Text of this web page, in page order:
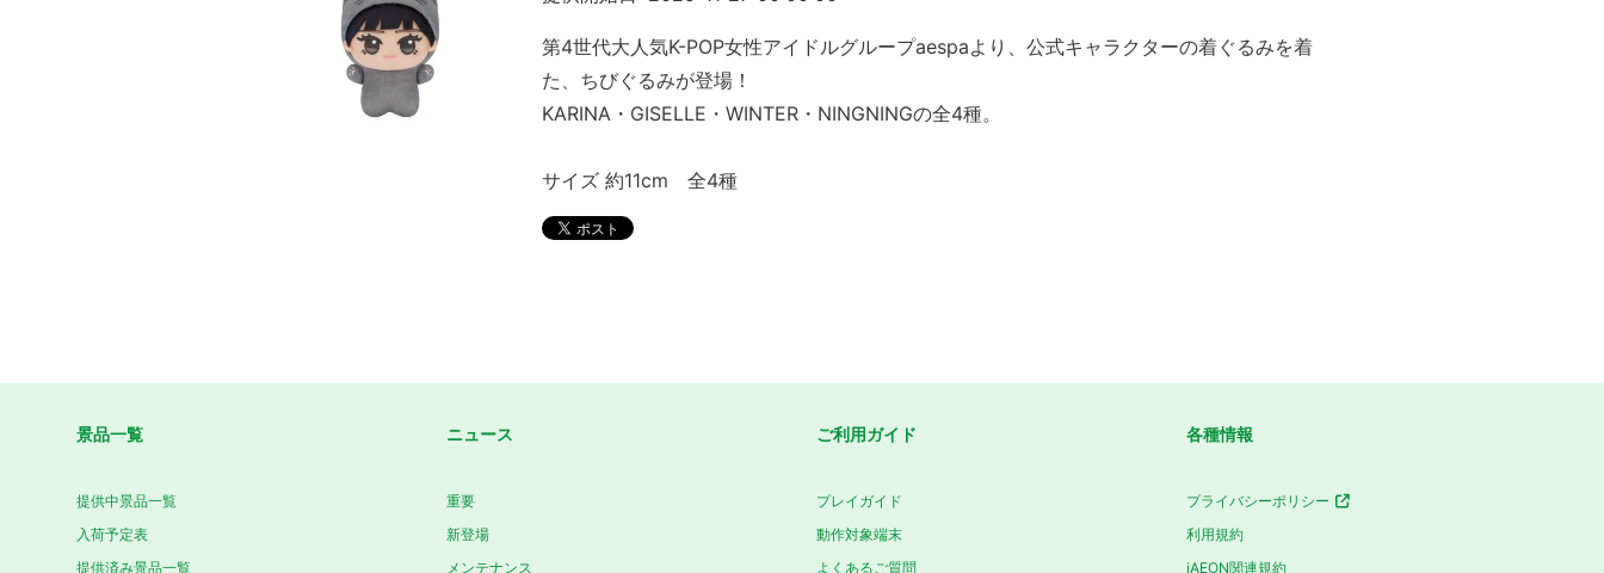
第4世代大人気K-POP女性アイドルグループaespaより、公式キャラクターの着ぐるみを着
た、ちびぐるみが登場！
KARINA・GISELLE・WINTER・NINGNINGの全4種。
サイズ 約11cm 全4種
景品一覧
提供中景品一覧
入荷予定表
提供済み景品一覧
ニュース
重要
新登場
メンテナンス
ご利用ガイド
プレイガイド
動作対象端末
よくあるご質問
各種情報
プライバシーポリシー
利用規約
iAEON関連規約